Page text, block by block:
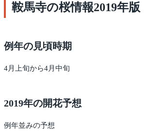
鞍馬寺の桜情報2019年版
例年の見頃時期
4月上旬から4月中旬
2019年の開花予想
例年並みの予想